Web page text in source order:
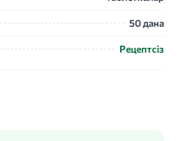
50 дана
Рецептсіз